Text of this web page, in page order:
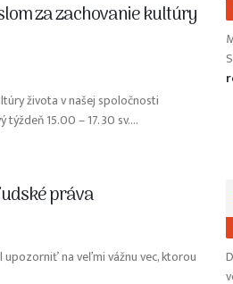
za zachovanie kultúry
života v našej spoločnosti
15.00 – 17. 30 sv....
práva
na veľmi vážnu vec, ktorou